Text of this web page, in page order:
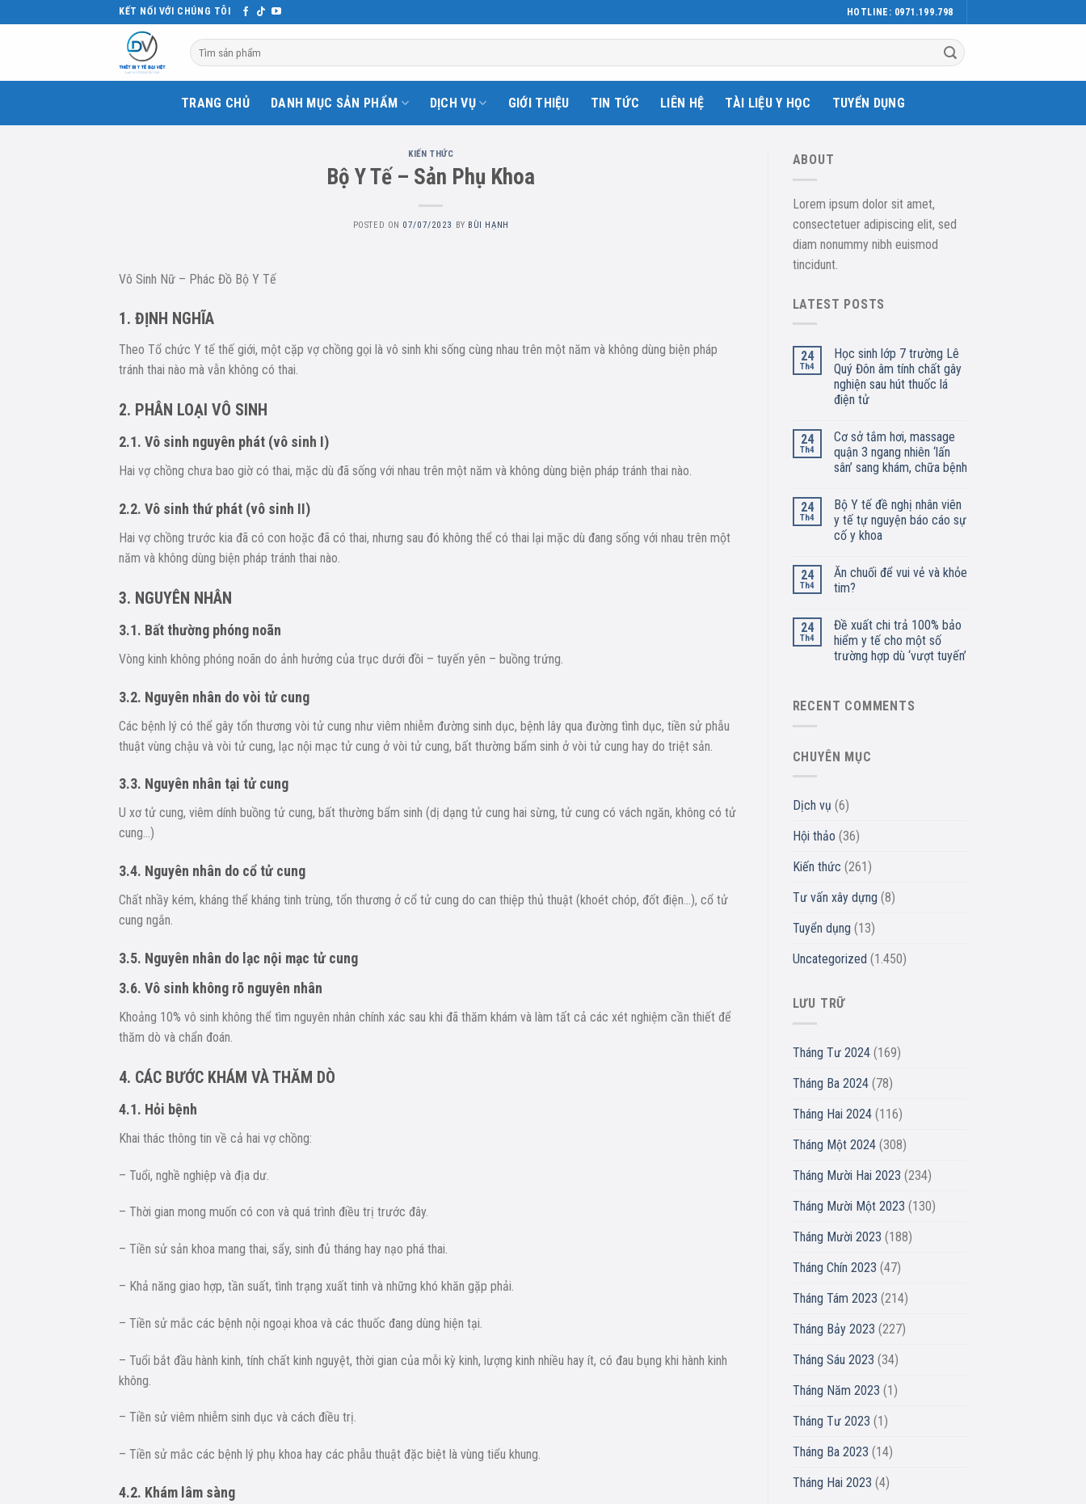
to
KẾT NỐI VỚI CHÚNG TÔI HOTLINE: 0971.199.798
Tìm
kiếm:
TRANG CHỦ DANH MỤC SẢN PHẨM DỊCH VỤ GIỚI THIỆU TIN TỨC LIÊN HỆ TÀI LIỆU Y HỌC TUYỂN DỤNG
KIẾN THỨC
Bộ Y Tế – Sản Phụ Khoa
POSTED ON 07/07/2023 BY BÙI HẠNH
Vô Sinh Nữ – Phác Đồ Bộ Y Tế
1. ĐỊNH NGHĨA
Theo Tổ chức Y tế thế giới, một cặp vợ chồng gọi là vô sinh khi sống cùng nhau trên một năm và không dùng biện pháp
tránh thai nào mà vẫn không có thai.
2. PHÂN LOẠI VÔ SINH
2.1. Vô sinh nguyên phát (vô sinh I)
Hai vợ chồng chưa bao giờ có thai, mặc dù đã sống với nhau trên một năm và không dùng biện pháp tránh thai nào.
2.2. Vô sinh thứ phát (vô sinh II)
Hai vợ chồng trước kia đã có con hoặc đã có thai, nhưng sau đó không thể có thai lại mặc dù đang sống với nhau trên một
năm và không dùng biện pháp tránh thai nào.
3. NGUYÊN NHÂN
3.1. Bất thường phóng noãn
Vòng kinh không phóng noãn do ảnh hưởng của trục dưới đồi – tuyến yên – buồng trứng.
3.2. Nguyên nhân do vòi tử cung
Các bệnh lý có thể gây tổn thương vòi tử cung như viêm nhiễm đường sinh dục, bệnh lây qua đường tình dục, tiền sử phẫu
thuật vùng chậu và vòi tử cung, lạc nội mạc tử cung ở vòi tử cung, bất thường bẩm sinh ở vòi tử cung hay do triệt sản.
3.3. Nguyên nhân tại tử cung
U xơ tử cung, viêm dính buồng tử cung, bất thường bẩm sinh (dị dạng tử cung hai sừng, tử cung có vách ngăn, không có tử
cung…)
3.4. Nguyên nhân do cổ tử cung
Chất nhầy kém, kháng thể kháng tinh trùng, tổn thương ở cổ tử cung do can thiệp thủ thuật (khoét chóp, đốt điện…), cổ tử
cung ngắn.
3.5. Nguyên nhân do lạc nội mạc tử cung
3.6. Vô sinh không rõ nguyên nhân
Khoảng 10% vô sinh không thể tìm nguyên nhân chính xác sau khi đã thăm khám và làm tất cả các xét nghiệm cần thiết để
thăm dò và chẩn đoán.
4. CÁC BƯỚC KHÁM VÀ THĂM DÒ
4.1. Hỏi bệnh
Khai thác thông tin về cả hai vợ chồng:
– Tuổi, nghề nghiệp và địa dư.
– Thời gian mong muốn có con và quá trình điều trị trước đây.
– Tiền sử sản khoa mang thai, sẩy, sinh đủ tháng hay nạo phá thai.
– Khả năng giao hợp, tần suất, tình trạng xuất tinh và những khó khăn gặp phải.
– Tiền sử mắc các bệnh nội ngoại khoa và các thuốc đang dùng hiện tại.
– Tuổi bắt đầu hành kinh, tính chất kinh nguyệt, thời gian của mỗi kỳ kinh, lượng kinh nhiều hay ít, có đau bụng khi hành kinh
không.
– Tiền sử viêm nhiễm sinh dục và cách điều trị.
– Tiền sử mắc các bệnh lý phụ khoa hay các phẫu thuật đặc biệt là vùng tiểu khung.
4.2. Khám lâm sàng
ABOUT
Lorem ipsum dolor sit amet,
consectetuer adipiscing elit, sed
diam nonummy nibh euismod
tincidunt.
LATEST POSTS
24
Th4
Học sinh lớp 7 trường Lê
Quý Đôn âm tính chất gây
nghiện sau hút thuốc lá
điện tử
24
Th4
Cơ sở tắm hơi, massage
quận 3 ngang nhiên ‘lấn
sân’ sang khám, chữa bệnh
24
Th4
Bộ Y tế đề nghị nhân viên
y tế tự nguyện báo cáo sự
cố y khoa
24
Th4
Ăn chuối để vui vẻ và khỏe
tim?
24
Th4
Đề xuất chi trả 100% bảo
hiểm y tế cho một số
trường hợp dù ‘vượt tuyến’
RECENT COMMENTS
CHUYÊN MỤC
Dịch vụ (6)
Hội thảo (36)
Kiến thức (261)
Tư vấn xây dựng (8)
Tuyển dụng (13)
Uncategorized (1.450)
LƯU TRỮ
Tháng Tư 2024(169)
Tháng Ba 2024(78)
Tháng Hai 2024(116)
Tháng Một 2024(308)
Tháng Mười Hai 2023 (234)
Tháng Mười Một 2023 (130)
Tháng Mười 2023 (188)
Tháng Chín 2023 (47)
Tháng Tám 2023 (214)
Tháng Bảy 2023 (227)
Tháng Sáu 2023 (34)
Tháng Năm 2023 (1)
Tháng Tư 2023 (1)
Tháng Ba 2023 (14)
Tháng Hai 2023 (4)